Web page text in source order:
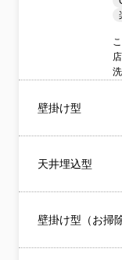
壁掛け型
天井埋込型
壁掛け型（お掃